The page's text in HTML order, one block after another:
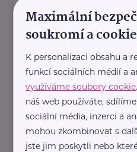
+420 800 100 150
Ministerstvo
Palackého náměstí 375/4
https://www.mzcr.cz/
+420 224 971 111
Maximální
soukromí a
K personalizaci obsahu a
funkcí sociálních médií a
využíváme soubory cookie
náš web používáte,
sociální média, inzerci a
mohou zkombinovat s
jste jim poskytli nebo